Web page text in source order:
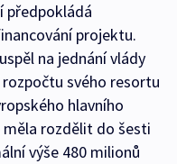
předpokládá
projektu.
na jednání vlády
svého resortu
hlavního
měla rozdělit do šesti
výše 480 milionů